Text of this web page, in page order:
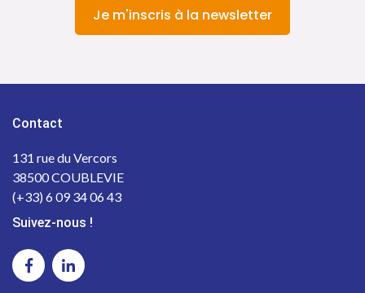
Je m'inscris à la newsletter
Contact
131 rue du Vercors
38500 COUBLEVIE
(+33) 6 09 34 06 43
Suivez-nous !